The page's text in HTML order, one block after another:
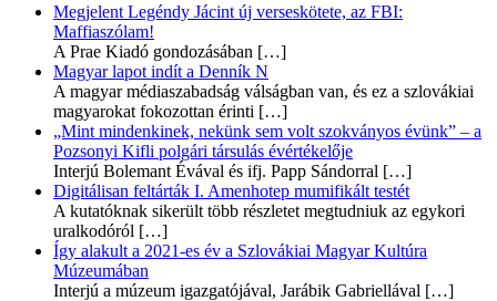
Megjelent Legéndy Jácint új verseskötete, az FBI:
Maffiaszólam!
A Prae Kiadó gondozásában […]
Magyar lapot indít a Denník N
A magyar médiaszabadság válságban van, és ez a szlovákiai
magyarokat fokozottan érinti […]
„Mint mindenkinek, nekünk sem volt szokványos évünk” – a
Pozsonyi Kifli polgári társulás évértékelője
Interjú Bolemant Évával és ifj. Papp Sándorral […]
Digitálisan feltárták I. Amenhotep mumifikált testét
A kutatóknak sikerült több részletet megtudniuk az egykori
uralkodóról […]
Így alakult a 2021-es év a Szlovákiai Magyar Kultúra
Múzeumában
Interjú a múzeum igazgatójával, Jarábik Gabriellával […]